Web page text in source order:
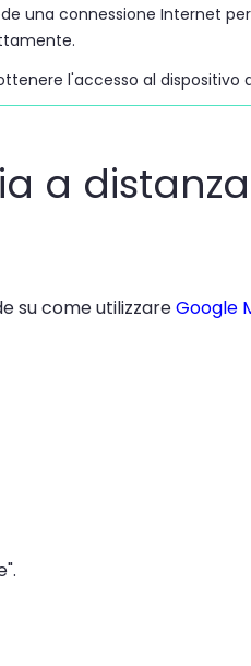
una connessione Internet
l'accesso al dispositivo
a
su come utilizzareGoogle